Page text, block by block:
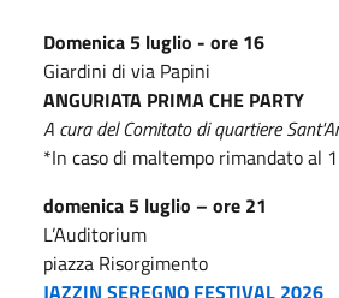
Domenica 5 luglio - ore 16
Giardini di via Papini
ANGURIATA PRIMA CHE PARTY
A cura del Comitato di quartiere
*In caso di maltempo rimandato al
domenica 5 luglio – ore 21
L’Auditorium
piazza Risorgimento
JAZZIN SEREGNO FESTIVAL 2026